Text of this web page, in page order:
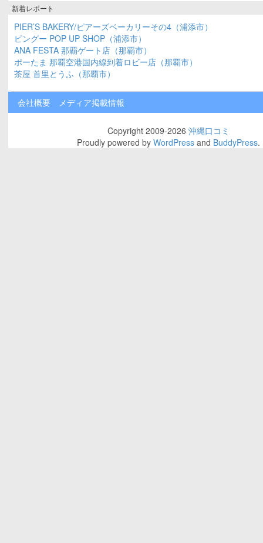
新着レポート
PIER’S BAKERY/ピアーズベーカリーその4（浦添市）
ピングー POP UP SHOP（浦添市）
ANA FESTA 那覇ゲート店（那覇市）
ポーたま 那覇空港国内線到着ロビー店（那覇市）
茶屋 首里とうふ（那覇市）
会社概要 メディア掲載情報
Copyright 2009-2026 沖縄口コミ
Proudly powered by WordPressand BuddyPress.